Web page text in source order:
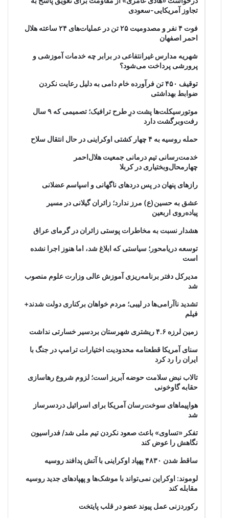
تجاوز آمریکایی-سعودی
فوت ۴ نفر و مصدومیت ۲۵ تن در عملیات‌های ۲۴ ساعته هلال
احمر اصفهان
شهریه مدارس غیرانتفاعی در برابر چه خدمات آموزشی و
پرورشی پرداخت می‌شود؟
توقیف ۴۵۰ تن فرآورده خام دامی به دلیل رعایت نکردن
ضوابط بهداشتی
موتورسیکلت‌ها پشت درِ طرح ترافیک؛ تصمیمی که ۹ سال
رفت‌وبرگشت دارد
حمله روسیه به ۴ چهار کشتی اوکراینی در حال انتقال سلاح
خدمت‌رسانی تیم درمانی جمعیت هلال‌احمر
چهارمحال‌وبختیاری در کربلا
رازهای پنهان در پس دردهای ناگهانی و اسپاسم عضلانی
عشق به حسین(ع) مرز ندارد؛ زائران گیلانی در مسیر
پیاده‌روی اربعین
هشدار نسبت به مخاطرات پوستی زائران در گرمای عراق
توسعه دریامحور؛ سیاستی که ابلاغ شد، اما هنوز اجرا نشده
است
مدیرکل دفتر برنامه‌ریزی آموزش عالی وزارت علوم منصوب
شد
تشدید ناآرامی‌ها در لیبی؛ مردم خواهان برکناری دولت شدند+
فیلم
زمین لرزه ۴.۶ ریشتری شهرستان بردسیر خسارتی نداشت
سنای آمریکا قطعنامه محدودیت اختیارات ترامپ در جنگ با
ایران را رد کرد
تالاب نبض سلامت حوضه آبریز است؛ لزوم شروع رهاسازی
حقابه گاوخونی
هواپیماهای سوخت‌رسان آمریکا برای اسرائیل دردسرساز
شد
تفکر «تساوی» باعث صعود نکردن تیم ملی شد/ فدراسیون
نگاهش را عوض کند
ساقط شدن ۴۸۳۰ پهپاد اوکراینی با آتش پدافند روسیه
لوموند: اوکراین نمی‌تواند با موشک‌ها و پهپادهای جدید روسیه
مقابله کند
رکوردزنی عمل پیوند عضو در قلب پایتخت